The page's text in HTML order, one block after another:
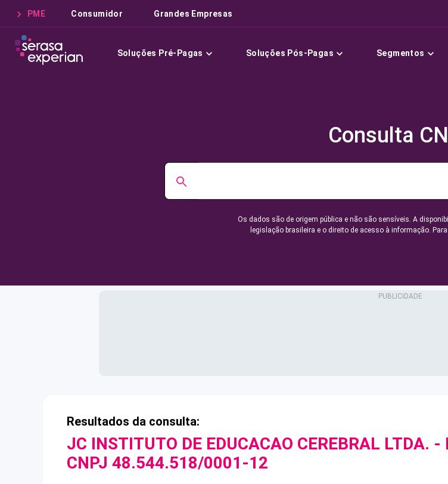
PME Consumidor Grandes Empresas
Soluções Pré-Pagas Soluções Pós-Pagas Segmentos
Consulta
Os dados são de origem pública e não são sensíveis. A
legislação brasileira e o direito de acesso à informação.
Resultados da consulta:
JC INSTITUTO DE EDUCACAO CEREBRAL LTDA. -
CNPJ 48.544.518/0001-12